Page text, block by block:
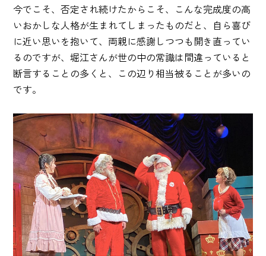
今でこそ、否定され続けたからこそ、こんな完成度の高
いおかしな人格が生まれてしまったものだと、自ら喜び
に近い思いを抱いて、両親に感謝しつつも開き直ってい
るのですが、堀江さんが世の中の常識は間違っていると
断言することの多くと、この辺り相当被ることが多いの
です。